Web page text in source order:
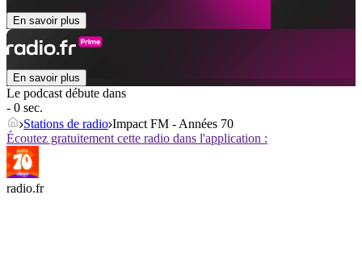
En savoir plus
En savoir plus
Le podcast débute dans
- 0 sec.
Stations de radio Impact FM - Années 70
Écoutez gratuitement cette radio dans l'application :
radio.fr